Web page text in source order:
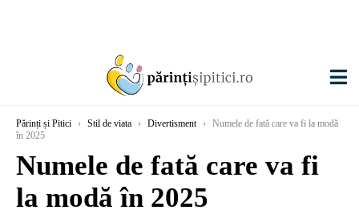
Părinți și Pitici › Stil de viata › Divertisment ›
Numele de fată care va fi la modă
în 2025
Numele de fată care va fi
la modă în 2025